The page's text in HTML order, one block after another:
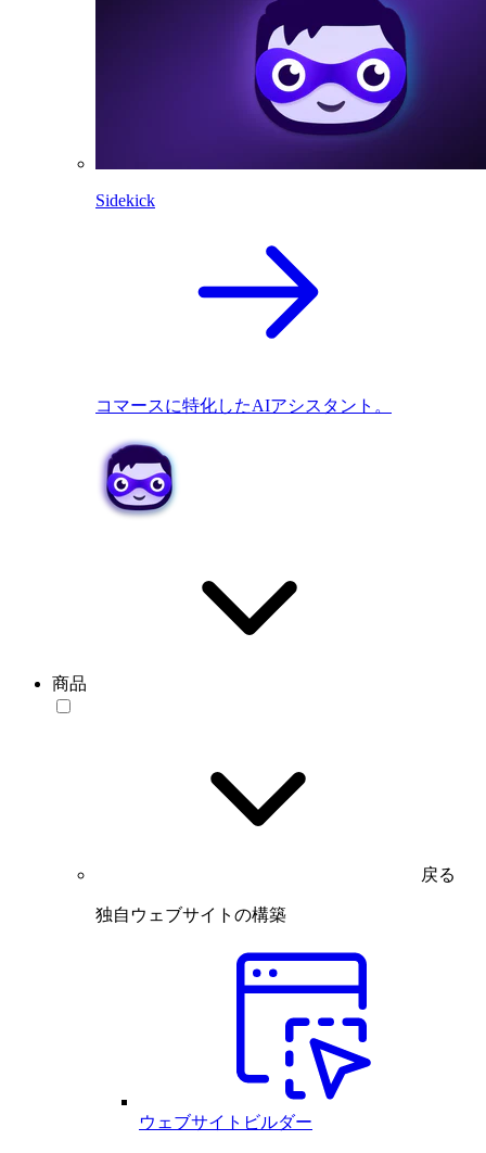
Sidekick
コマースに特化したAIアシスタント。
商品
戻る
独自ウェブサイトの構築
ウェブサイトビルダー